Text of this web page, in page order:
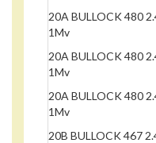
20A BULLOCK 480
1Mv
20A BULLOCK 480
1Mv
20A BULLOCK 480
1Mv
20B BULLOCK 467